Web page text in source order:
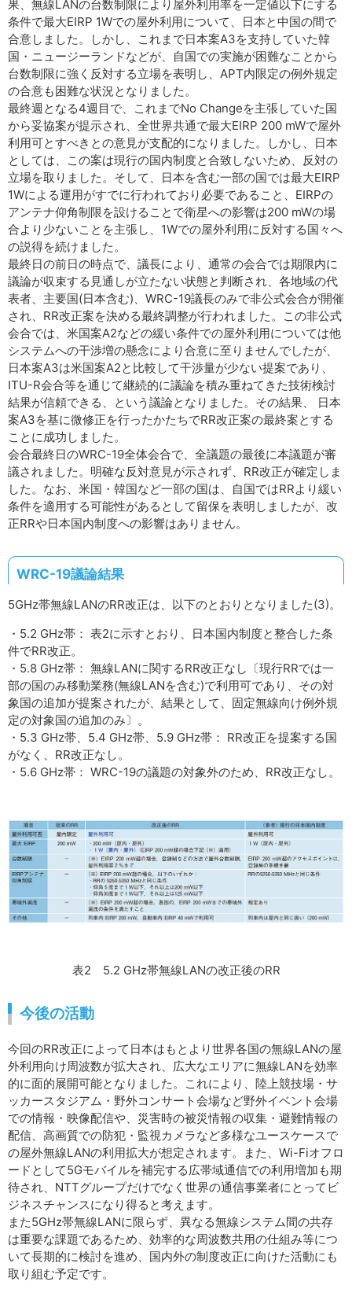
果、無線LANの台数制限により屋外利用率を一定値以下にする
条件で最大EIRP 1Wでの屋外利用について、日本と中国の間で
合意しました。しかし、これまで日本案A3を支持していた韓
国・ニュージーランドなどが、自国での実施が困難なことから
台数制限に強く反対する立場を表明し、APT内限定の例外規定
の合意も困難な状況となりました。
最終週となる4週目で、これまでNo Changeを主張していた国
から妥協案が提示され、全世界共通で最大EIRP 200 mWで屋外
利用可とすべきとの意見が支配的になりました。しかし、日本
としては、この案は現行の国内制度と合致しないため、反対の
立場を取りました。そして、日本を含む一部の国では最大EIRP
1Wによる運用がすでに行われており必要であること、EIRPの
アンテナ仰角制限を設けることで衛星への影響は200 mWの場
合より少ないことを主張し、1Wでの屋外利用に反対する国々へ
の説得を続けました。
最終日の前日の時点で、議長により、通常の会合では期限内に
議論が収束する見通しが立たない状態と判断され、各地域の代
表者、主要国(日本含む)、WRC-19議長のみで非公式会合が開催
され、RR改正案を決める最終調整が行われました。この非公式
会合では、米国案A2などの緩い条件での屋外利用については他
システムへの干渉増の懸念により合意に至りませんでしたが、
日本案A3は米国案A2と比較して干渉量が少ない提案であり、
ITU-R会合等を通じて継続的に議論を積み重ねてきた技術検討
結果が信頼できる、という議論となりました。その結果、 日本
案A3を基に微修正を行ったかたちでRR改正案の最終案とする
ことに成功しました。
会合最終日のWRC-19全体会合で、全議題の最後に本議題が審
議されました。明確な反対意見が示されず、RR改正が確定しま
した。なお、米国・韓国など一部の国は、自国ではRRより緩い
条件を適用する可能性があるとして留保を表明しましたが、改
正RRや日本国内制度への影響はありません。
WRC-19議論結果
5GHz帯無線LANのRR改正は、以下のとおりとなりました(3)。
・5.2 GHz帯： 表2に示すとおり、日本国内制度と整合した条
件でRR改正。
・5.8 GHz帯： 無線LANに関するRR改正なし〔現行RRでは一
部の国のみ移動業務(無線LANを含む)で利用可であり、その対
象国の追加が提案されたが、結果として、固定無線向け例外規
定の対象国の追加のみ〕。
・5.3 GHz帯、5.4 GHz帯、5.9 GHz帯： RR改正を提案する国
がなく、RR改正なし。
・5.6 GHz帯： WRC-19の議題の対象外のため、RR改正なし。
表2 5.2 GHz帯無線LANの改正後のRR
今後の活動
今回のRR改正によって日本はもとより世界各国の無線LANの屋
外利用向け周波数が拡大され、広大なエリアに無線LANを効率
的に面的展開可能となりました。これにより、陸上競技場・サ
ッカースタジアム・野外コンサート会場など野外イベント会場
での情報・映像配信や、災害時の被災情報の収集・避難情報の
配信、高画質での防犯・監視カメラなど多様なユースケースで
の屋外無線LANの利用拡大が想定されます。また、Wi-Fiオフロ
ードとして5Gモバイルを補完する広帯域通信での利用増加も期
待され、NTTグループだけでなく世界の通信事業者にとってビ
ジネスチャンスになり得ると考えます。
また5GHz帯無線LANに限らず、異なる無線システム間の共存
は重要な課題であるため、効率的な周波数共用の仕組み等につ
いて長期的に検討を進め、国内外の制度改正に向けた活動にも
取り組む予定です。